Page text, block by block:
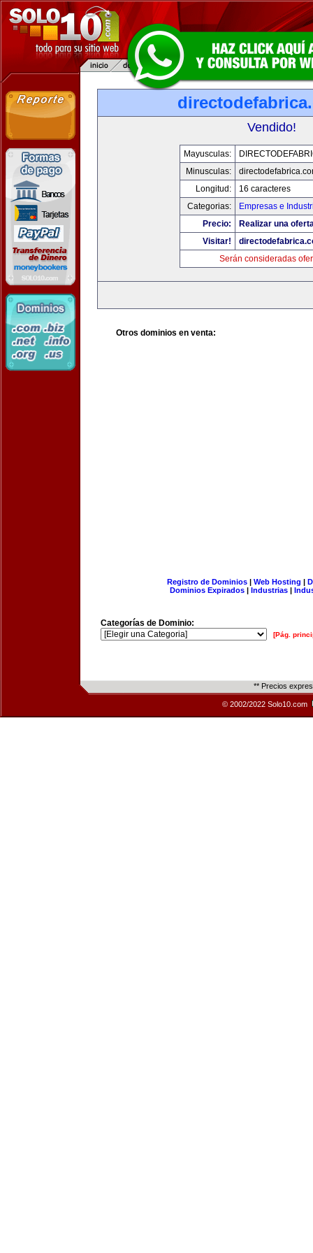
Vendido!
Mayusculas:
Minusculas:
Longitud:
16 caracteres
Categorias:
Empresas e
Precio:
Realizar una
Visitar!
Serán consideradas
Otros dominios en venta:
Registro de Dominios| Web Hosting |
Dominios Expirados | Industrias |
Categorías de Dominio:
[Pág.
** Precios
© 2002/2022 Solo10.com